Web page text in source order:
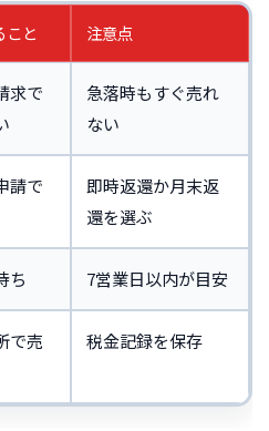
こと 注意点
求で
急落時もすぐ売れ
ない
請で
即時返還か月末返
還を選ぶ
ち 7営業日以内が目安
で売
税金記録を保存